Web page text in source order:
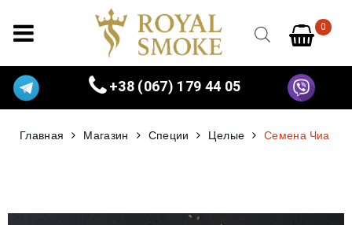
0
+38 (067) 179 44 05
Главная Магазин Специи Целые Семена Чиа